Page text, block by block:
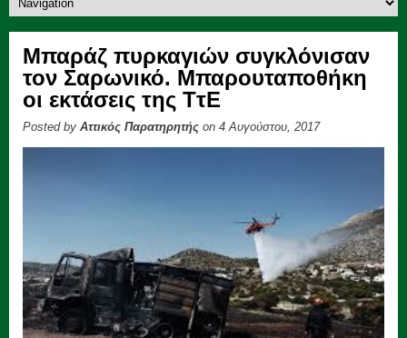
Μπαράζ πυρκαγιών συγκλόνισαν
τον Σαρωνικό. Μπαρουταποθήκη
οι εκτάσεις της ΤτΕ
Posted by Αττικός Παρατηρητής on 4 Αυγούστου, 2017